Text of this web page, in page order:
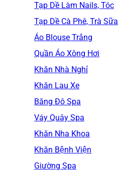
Tạp Dề Làm Nails, Tóc
Tạp Dề Cà Phê, Trà Sữa
Áo Blouse Trắng
Quần Áo Xông Hơi
Khăn Nhà Nghỉ
Khăn Lau Xe
Băng Đô Spa
Váy Quây Spa
Khăn Nha Khoa
Khăn Bệnh Viện
Giường Spa